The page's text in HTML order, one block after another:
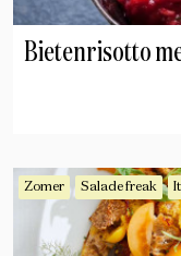
Bietenrisotto
Zomer Salade freak